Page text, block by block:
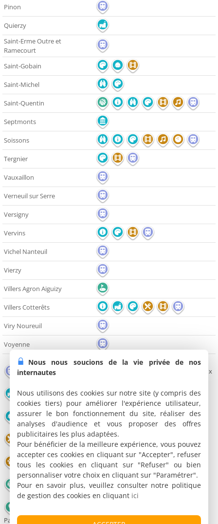
Pinon
Quierzy
Saint-Erme Outre et
Ramecourt
Saint-Gobain
Saint-Michel
Saint-Quentin
Septmonts
Soissons
Tergnier
Vauxaillon
Verneuil sur Serre
Versigny
Vervins
Vichel Nanteuil
Vierzy
Villers Agron Aiguizy
Villers Cotterêts
Viry Noureuil
Voyenne
Gare Edifice religieux
Château
tourisme
Musée
Grotte Nature Plage
Restaurant
Salle de
spectacles
Parc animalier Bowling Patinoire
Basketball Golf
Circuit
Parachute
Nous nous soucions de la vie privée de nos
internautes
Nous utilisons des cookies sur notre site (y compris des
cookies tiers) pour améliorer l'expérience utilisateur,
assurer le bon fonctionnement du site, réaliser des
analyses d'audience et vous proposer des offres
publicitaires les plus adaptées.
Pour bénéficier de la meilleure expérience, vous pouvez
accepter ces cookies en cliquant sur "Accepter", refuser
tous les cookies en cliquant sur "Refuser" ou bien
personnaliser votre choix en cliquant sur "Paramétrer".
Pour en savoir plus, veuillez consulter notre politique
de gestion des cookies en cliquant ici